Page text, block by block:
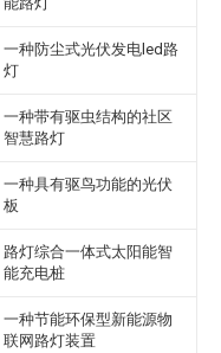
一种防尘式光伏发电led路
灯
一种带有驱虫结构的社区
智慧路灯
一种具有驱鸟功能的光伏
板
路灯综合一体式太阳能智
能充电桩
一种节能环保型新能源物
联网路灯装置